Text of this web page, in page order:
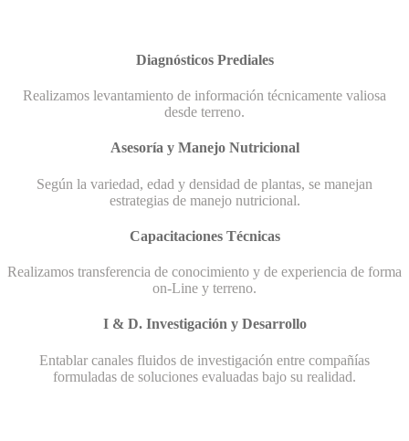
Diagnósticos Prediales
Realizamos levantamiento de información técnicamente valiosa
desde terreno.
Asesoría y Manejo Nutricional
Según la variedad, edad y densidad de plantas, se manejan
estrategias de manejo nutricional.
Capacitaciones Técnicas
Realizamos transferencia de conocimiento y de experiencia de forma
on-Line y terreno.
I & D. Investigación y Desarrollo
Entablar canales fluidos de investigación entre compañías
formuladas de soluciones evaluadas bajo su realidad.